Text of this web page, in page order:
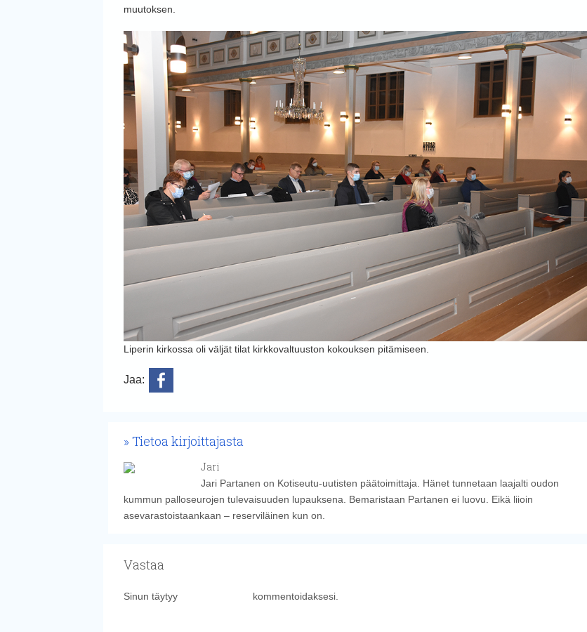
muutoksen.
Liperin kirkossa oli väljät tilat kirkkovaltuuston kokouksen pitämiseen.
Jaa:
Tietoa kirjoittajasta
Jari
Jari Partanen on Kotiseutu-uutisten päätoimittaja. Hänet tunnetaan laajalti oudon
kummun palloseurojen tulevaisuuden lupauksena. Bemaristaan Partanen ei luovu. Eikä liioin
asevarastoistaankaan – reserviläinen kun on.
Vastaa
Sinun täytyy kommentoidaksesi.